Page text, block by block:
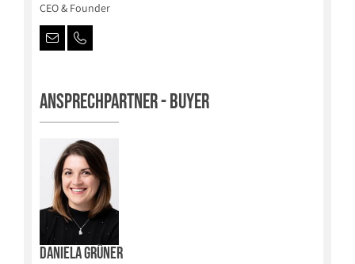
CEO & Founder
Ansprechpartner - Buyer
Daniela Grüner